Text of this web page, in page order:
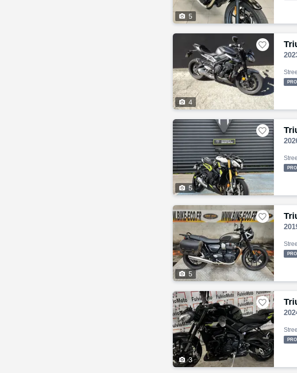
 5
 4

PRO
 5

PRO
 5

PRO
 3

PRO